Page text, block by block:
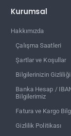
Kurumsal
Hakkımızda
Çalışma Saatleri
Şartlar ve Koşullar
Bilgilerinizin Gizliliği
Banka Hesap /
Bilgilerimiz
Fatura ve Kargo
Gizlilik Politikası